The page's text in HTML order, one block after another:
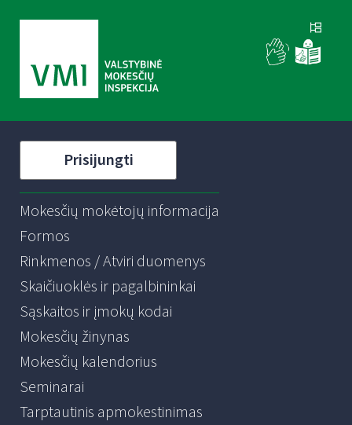
Prisijungti
Mokesčių mokėtojų informacija
Formos
Rinkmenos / Atviri duomenys
Skaičiuoklės ir pagalbininkai
Sąskaitos ir įmokų kodai
Mokesčių žinynas
Mokesčių kalendorius
Seminarai
Tarptautinis apmokestinimas